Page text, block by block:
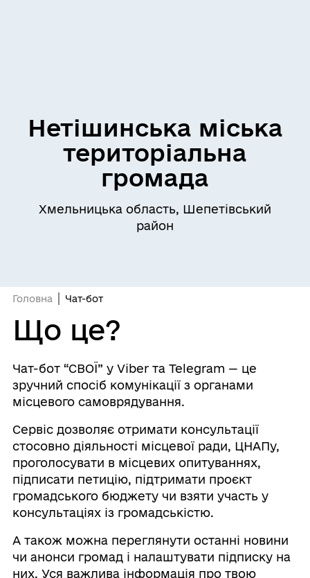
Нетішинська міська
територіальна
громада
Хмельницька область, Шепетівський
район
Головна Чат-бот
Що це?
Чат-бот “СВОЇ” у Viber та Telegram — це
зручний спосіб комунікації з органами
місцевого самоврядування.
Сервіс дозволяє отримати консультації
стосовно діяльності місцевої ради, ЦНАПу,
проголосувати в місцевих опитуваннях,
підписати петицію, підтримати проєкт
громадського бюджету чи взяти участь у
консультаціях із громадськістю.
А також можна переглянути останні новини
чи анонси громад і налаштувати підписку на
них. Уся важлива інформація про твою